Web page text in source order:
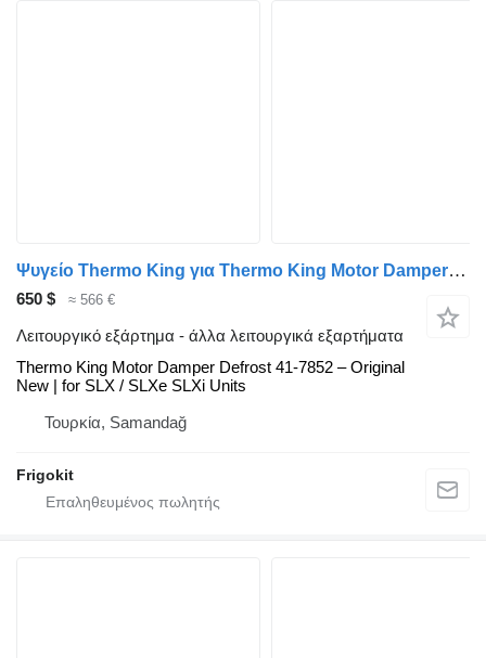
Ψυγείο Thermo King για Thermo King Motor Damper Defrost 41-7852 – Original New | for SLX / SLXe / SLXi Units Thermo King Thermo
650 $ ≈ 566 €
Λειτουργικό εξάρτημα - άλλα λειτουργικά εξαρτήματα
Thermo King Motor Damper Defrost 41-7852 – Original
New | for SLX / SLXe SLXi Units
Τουρκία, Samandağ
Frigokit